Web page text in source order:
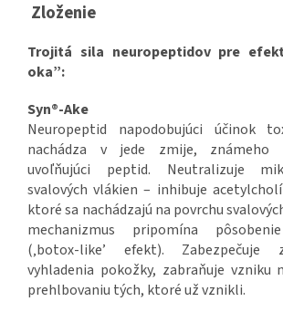
Zloženie
Trojitá sila neuropeptidov pre
oka”:
Syn®-Ake
Neuropeptid napodobujúci účinok
nachádza v jede zmije, známeho
uvoľňujúci peptid. Neutralizuje
svalových vlákien – inhibuje
ktoré sa nachádzajú na povrchu
mechanizmus pripomína
(‚botox-like’ efekt). Zabezpečuje
vyhladenia pokožky, zabraňuje vzniku
prehlbovaniu tých, ktoré už vznikli.